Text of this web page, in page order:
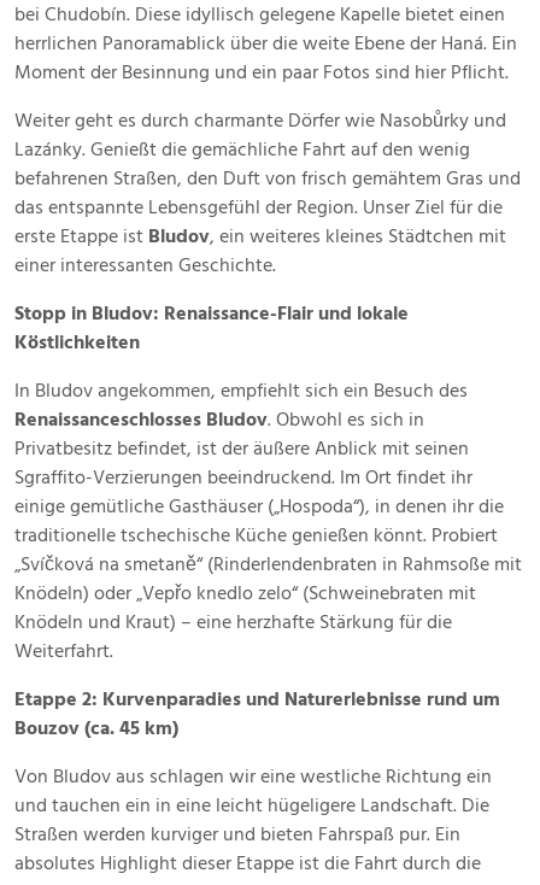
bei Chudobín. Diese idyllisch gelegene Kapelle bietet einen
herrlichen Panoramablick über die weite Ebene der Haná. Ein
Moment der Besinnung und ein paar Fotos sind hier Pflicht.
Weiter geht es durch charmante Dörfer wie Nasobůrky und
Lazánky. Genießt die gemächliche Fahrt auf den wenig
befahrenen Straßen, den Duft von frisch gemähtem Gras und
das entspannte Lebensgefühl der Region. Unser Ziel für die
erste Etappe ist Bludov, ein weiteres kleines Städtchen mit
einer interessanten Geschichte.
Stopp in Bludov: Renaissance-Flair und lokale
Köstlichkeiten
In Bludov angekommen, empfiehlt sich ein Besuch des
Renaissanceschlosses Bludov. Obwohl es sich in
Privatbesitz befindet, ist der äußere Anblick mit seinen
Sgraffito-Verzierungen beeindruckend. Im Ort findet ihr
einige gemütliche Gasthäuser („Hospoda“), in denen ihr die
traditionelle tschechische Küche genießen könnt. Probiert
„Svíčková na smetaně“ (Rinderlendenbraten in Rahmsoße mit
Knödeln) oder „Vepřo knedlo zelo“ (Schweinebraten mit
Knödeln und Kraut) – eine herzhafte Stärkung für die
Weiterfahrt.
Etappe 2: Kurvenparadies und Naturerlebnisse rund um
Bouzov (ca. 45 km)
Von Bludov aus schlagen wir eine westliche Richtung ein
und tauchen ein in eine leicht hügeligere Landschaft. Die
Straßen werden kurviger und bieten Fahrspaß pur. Ein
absolutes Highlight dieser Etappe ist die Fahrt durch die